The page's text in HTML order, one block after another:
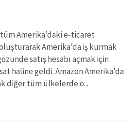
tüm Amerika’daki e-ticaret
oluşturarak Amerika’da iş kurmak
satış hesabı açmak için
haline geldi. Amazon Amerika’da
diğer tüm ülkelerde o...